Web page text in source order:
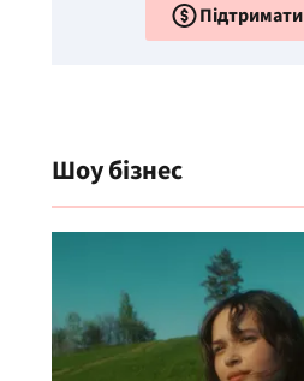
Підтримати
Шоу бізнес